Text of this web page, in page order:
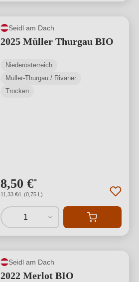
Seidl am Dach
2025 Müller Thurgau BIO
Niederösterreich
Müller-Thurgau / Rivaner
Trocken
8,50 €*
11,33 €/L (0,75 L)
1
Seidl am Dach
2022 Merlot BIO